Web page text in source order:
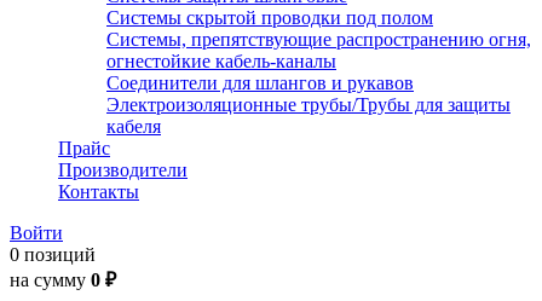
Системы скрытой проводки под полом
Системы, препятствующие распространению огня,
огнестойкие кабель-каналы
Соединители для шлангов и рукавов
Электроизоляционные трубы/Трубы для защиты
кабеля
Прайс
Производители
Контакты
Войти
0 позиций
на сумму 0 ₽